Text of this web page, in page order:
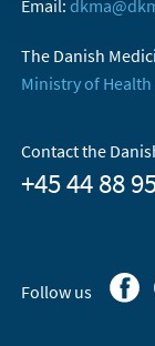
Email:
The Danish
Ministry of
Contact the
+45 44 88
Follow us